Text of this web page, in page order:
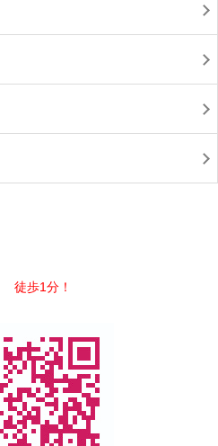
徒歩1分！